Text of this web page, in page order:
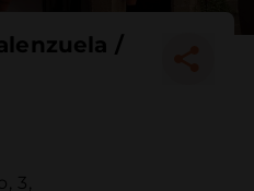
/
3,